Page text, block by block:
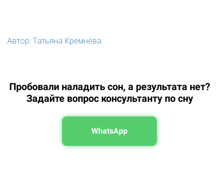
Автор: Татьяна Кремнёва.
Пробовали наладить сон, а результата нет?
Задайте вопрос консультанту по сну
WhatsApp